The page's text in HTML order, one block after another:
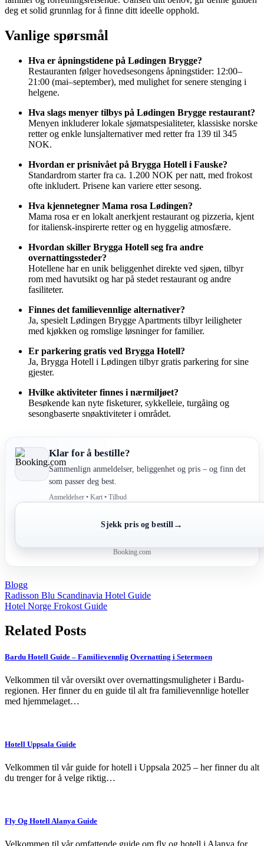
deg et solid grunnlag for å finne ditt ideelle opphold.
Vanlige spørsmål
Hva er åpningstidene på Lødingen Brygge?
Restauranten følger hovedsesongens åpningstider: 12:00–
21:00 (mai–september), med mulighet for senere stenging i
helgene.
Hva slags menyer tilbys på Lødingen Brygge restaurant?
Menyen inkluderer lokale sjømatspesialiteter, klassiske norske
retter og enkle lunsjalternativer med retter fra 139 til 345
NOK.
Hvordan er prisnivået på Brygga Hotell i Fauske?
Standardrom starter fra ca. 1.200 NOK per natt, med frokost
ofte inkludert. Prisene kan variere etter sesong.
Hva kjennetegner Mama rosa Lødingen?
Mama rosa er en lokalt anerkjent restaurant og pizzeria, kjent
for italiensk-inspirerte retter og en hyggelig atmosfære.
Hvordan skiller Brygga Hotell seg fra andre
overnattingssteder?
Hotellene har en unik beliggenhet direkte ved sjøen, tilbyr
rom med havutsikt og har på stedet restaurant og andre
fasiliteter.
Finnes det familievennlige alternativer?
Ja, spesielt Lødingen Brygge Apartments tilbyr leiligheter
med kjøkken og romslige løsninger for familier.
Er parkering gratis ved Brygga Hotell?
Ja, Brygga Hotell i Lødingen tilbyr gratis parkering for sine
gjester.
Hvilke aktiviteter finnes i nærmiljøet?
Besøkende kan nyte fisketurer, sykkelleie, turgåing og
sesongbaserte snøaktiviteter i området.
Klar for å bestille?
Sammenlign anmeldelser, beliggenhet og pris – og finn det
som passer deg best.
Anmeldelser • Kart • Tilbud
Sjekk pris og bestill →
Booking.com
Blogg
Post
navigation
Radisson Blu Scandinavia Hotel Guide
Hotel Norge Frokost Guide
Related Posts
Bardu Hotell Guide – Familievennlig Overnatting i Setermoen
Velkommen til vår oversikt over overnattingsmuligheter i Bardu-
regionen. Her finner du en guide til alt fra familievennlige hoteller
med hjemmelaget…
Hotell Uppsala Guide
Velkommen til vår guide for hotell i Uppsala 2025 – her finner du alt
du trenger for å velge riktig…
Fly Og Hotell Alanya Guide